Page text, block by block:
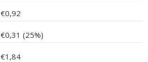
€0,92
€0,31 (25%)
€1,84